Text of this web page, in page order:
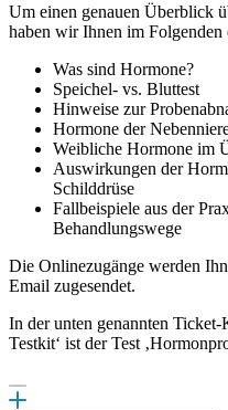
Um einen genauen Überblick
haben wir Ihnen im Folgenden
Was sind Hormone?
Speichel- vs. Bluttest
Hinweise zur
Hormone der
Weibliche Hormone im
Auswirkungen der
Schilddrüse
Fallbeispiele aus der
Behandlungswege
Die Onlinezugänge werden
Email zugesendet.
In der unten genannten
Testkit‘ ist der Test